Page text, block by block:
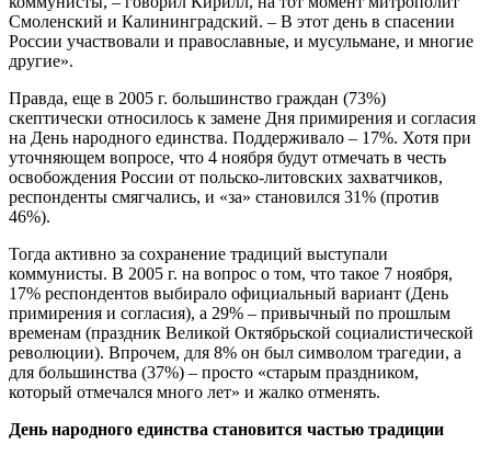
Смоленский и Калининградский. – В этот день в спасении
России участвовали и православные, и мусульмане, и многие
другие».
Правда, еще в 2005 г. большинство граждан (73%)
скептически относилось к замене Дня примирения и согласия
на День народного единства. Поддерживало – 17%. Хотя при
уточняющем вопросе, что 4 ноября будут отмечать в честь
освобождения России от польско-литовских захватчиков,
респонденты смягчались, и «за» становился 31% (против
46%).
Тогда активно за сохранение традиций выступали
коммунисты. В 2005 г. на вопрос о том, что такое 7 ноября,
17% респондентов выбирало официальный вариант (День
примирения и согласия), а 29% – привычный по прошлым
временам (праздник Великой Октябрьской социалистической
революции). Впрочем, для 8% он был символом трагедии, а
для большинства (37%) – просто «старым праздником,
который отмечался много лет» и жалко отменять.
День народного единства становится частью традиции